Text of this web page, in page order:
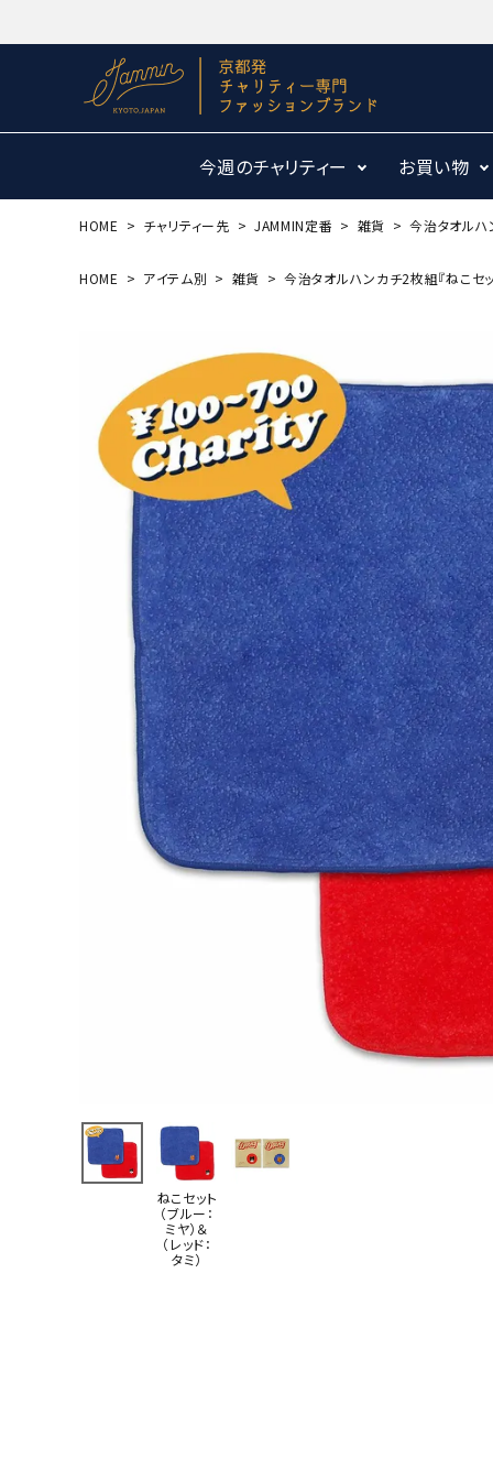
今週のチャリティー お買い物
HOME チャリティー先 JAMMIN定番 雑貨 今治タオルハ
HOME アイテム別 雑貨 今治タオルハンカチ2枚組『ねこセッ
ねこセット
（ブルー：
ミヤ）＆
（レッド：
タミ）